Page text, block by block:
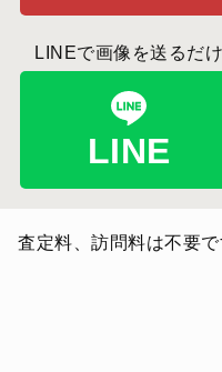
LINEで画像を送るだけ
LINE
査定料、訪問料は不要